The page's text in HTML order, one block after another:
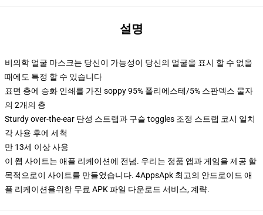
설명
비의학 얼굴 마스크는 당신이 가능성이 당신의 얼굴을 표시 할 수 없을
때에도 특정 할 수 있습니다
표면 층에 승화 인쇄를 가진 soppy 95% 폴리에스테/5% 스판덱스 물자
의 2개의 층
Sturdy over-the-ear 탄성 스트랩과 구슬 toggles 조정 스트랩 코시 일치
각 사용 후에 세척
만 13세 이상 사용
이 웹 사이트는 애플 리케이션에 전념. 우리는 정품 앱과 게임을 제공 할
목적으로이 사이트를 만들었습니다. 4AppsApk 최고의 안드로이드 애
플 리케이션을위한 무료 APK 파일 다운로드 서비스, 계략.